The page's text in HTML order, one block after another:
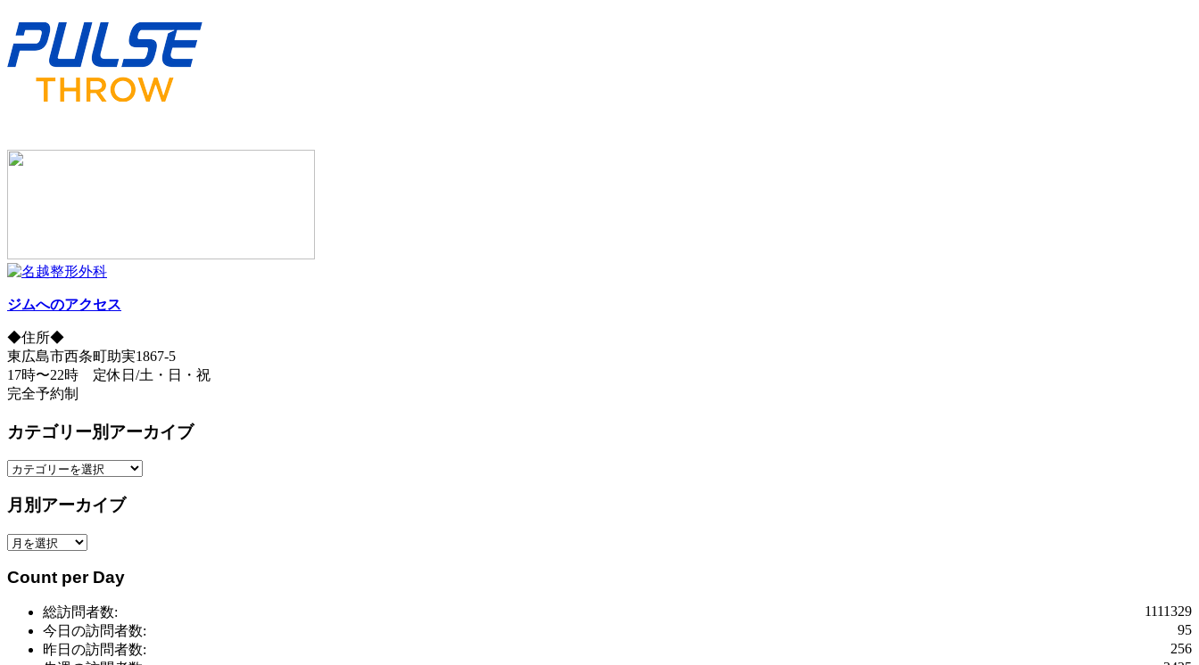
ジムへのアクセス
◆住所◆
東広島市西条町助実1867-5
17時〜22時 定休日/土・日・祝
完全予約制
カテゴリー別アーカイブ
カ
ゴ
ー
ア
月別アーカイブ
月
ア
Count per Day
1111329
総訪問者数:
95
今日の訪問者数:
256
昨日の訪問者数: